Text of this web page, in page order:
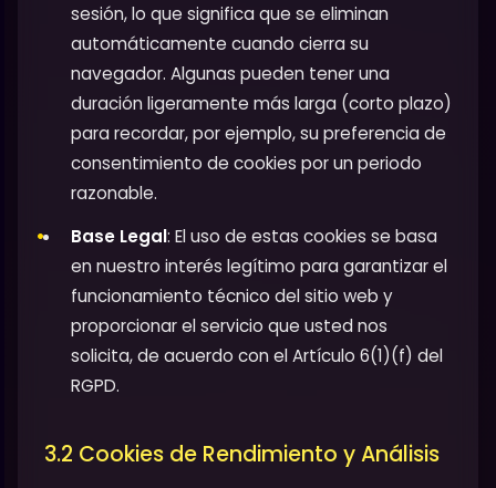
sesión, lo que significa que se eliminan
automáticamente cuando cierra su
navegador. Algunas pueden tener una
duración ligeramente más larga (corto plazo)
para recordar, por ejemplo, su preferencia de
consentimiento de cookies por un periodo
razonable.
Base Legal: El uso de estas cookies se basa
en nuestro interés legítimo para garantizar el
funcionamiento técnico del sitio web y
proporcionar el servicio que usted nos
solicita, de acuerdo con el Artículo 6(1)(f) del
RGPD.
3.2 Cookies de Rendimiento y Análisis